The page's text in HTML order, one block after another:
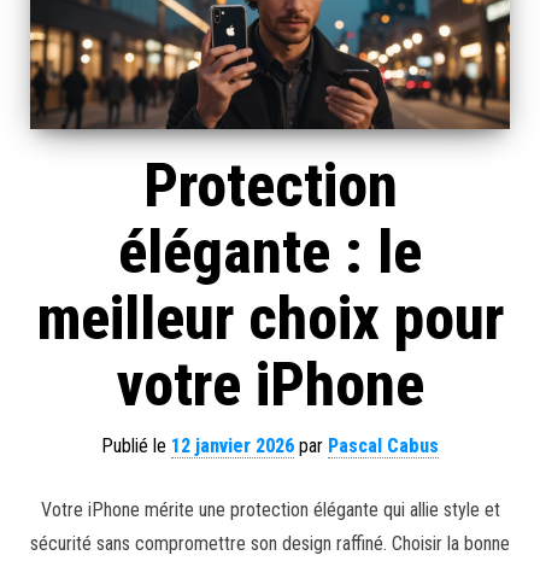
Protection
élégante : le
meilleur choix pour
votre iPhone
Publié le 12 janvier 2026 par Pascal Cabus
Votre iPhone mérite une protection élégante qui allie style et
sécurité sans compromettre son design raffiné. Choisir la bonne